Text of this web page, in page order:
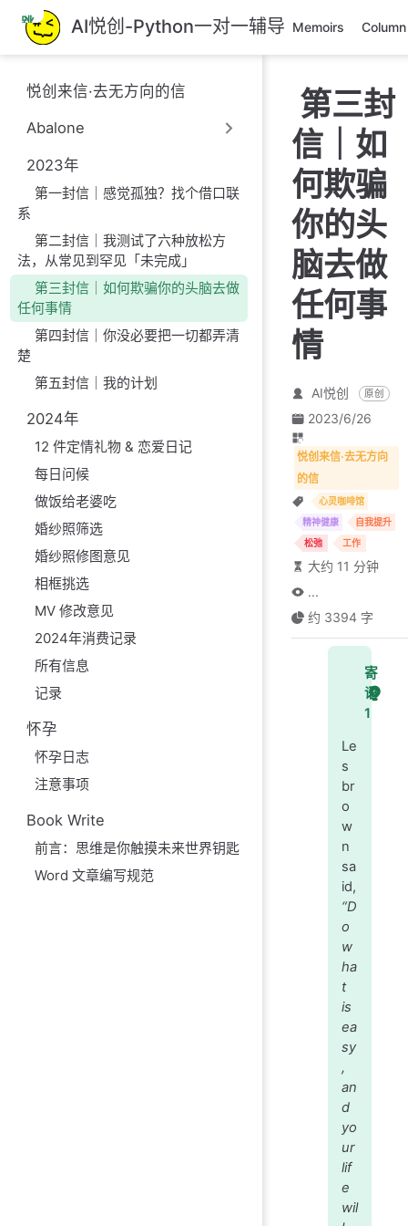
跳
至
主
要
內
AI悦创-Python一对一辅导 Memoirs Column
悦创来信·去无方向的信
Abalone
2023年
第一封信｜感觉孤独？找个借口联
系
第二封信｜我测试了六种放松方
法，从常见到罕见「未完成」
第三封信｜如何欺骗你的头脑去做
任何事情
第四封信｜你没必要把一切都弄清
楚
第五封信｜我的计划
2024年
12 件定情礼物 & 恋爱日记
每日问候
做饭给老婆吃
婚纱照筛选
婚纱照修图意见
相框挑选
MV 修改意见
2024年消费记录
所有信息
记录
怀孕
怀孕日志
注意事项
Book Write
前言：思维是你触摸未来世界钥匙
Word 文章编写规范
第三封
信｜如
何欺骗
你的头
脑去做
任何事
情
AI悦创 原创
2023/6/26
悦创来信·去无方向
的信
心灵咖啡馆
精神健康
自我提升
松弛
工作
大约 11 分钟
...
约 3394 字
寄
语
1
Le
s
br
o
w
n
sa
id,
“D
o
w
ha
t
is
ea
sy
,
an
d
yo
ur
lif
e
wil